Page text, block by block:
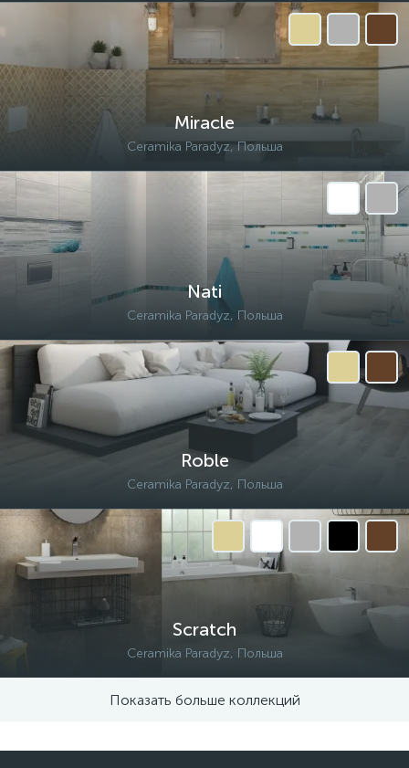
Miracle
Ceramika Paradyz, Польша
Nati
Ceramika Paradyz, Польша
Roble
Ceramika Paradyz, Польша
Scratch
Ceramika Paradyz, Польша
Показать больше коллекций